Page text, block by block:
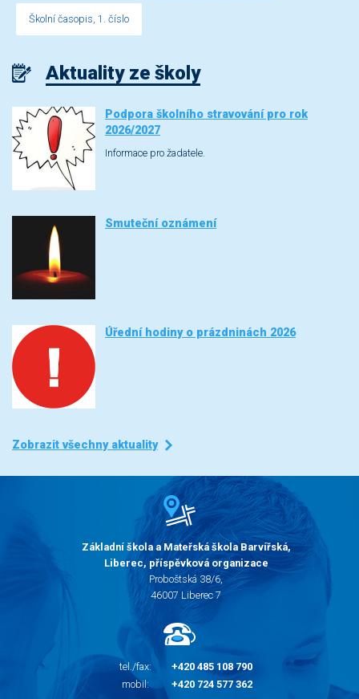
Školní časopis, 1. číslo
Aktuality ze školy
Podpora školního stravování pro rok
2026/2027
Informace pro žadatele.
Smuteční oznámení
Úřední hodiny o prázdninách 2026
Zobrazit všechny aktuality
Základní škola a Mateřská škola Barvířská,
Liberec, příspěvková organizace
Proboštská 38/6,
46007 Liberec 7
tel./fax:
+420 485 108 790
mobil:
+420 724 577 362